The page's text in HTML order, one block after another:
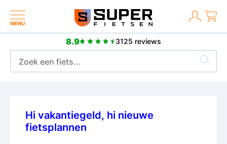
MENU
8.9 3125 reviews
Hi vakantiegeld, hi nieuwe
fietsplannen